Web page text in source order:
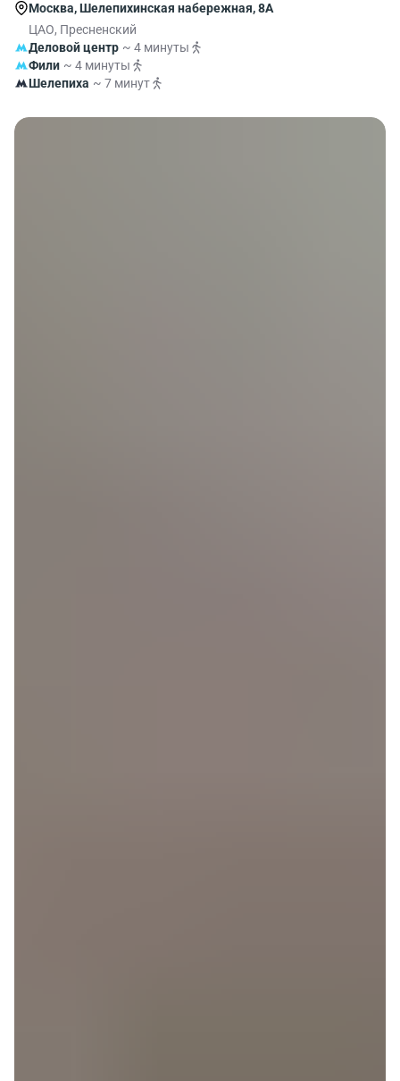
Москва, Шелепихинская набережная, 8А
ЦАО, Пресненский
Деловой центр ~ 4 минуты
Фили ~ 4 минуты
Шелепиха ~ 7 минут